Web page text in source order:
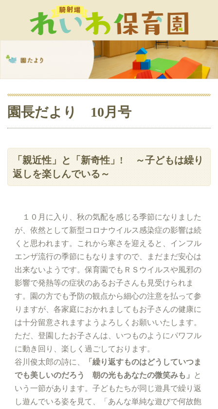
園長だより 10月号
「親近性」と「新奇性」! ～子どもは繰り
返しを楽しんでいる～
１０月に入り、秋の気配を感じる季節になりました
が、依然として新型コロナウイルス感染症の影響は続
くと思われます。これから寒さを迎えると、インフル
エンザ流行の季節にもなりますので、まだまだ安心は
出来ないようです。保育園でもＲＳウイルスや風邪の
影響で発熱等の症状のあるお子さんも見受けられま
す。園の方でも予防の観点から細心の注意を払って参
りますが、各家庭におかれましてもお子さんの健康に
は十分留意されますようよろしくお願いいたします。
ただ、登園したお子さんは、いつものようにパワフル
に動き回り、楽しく過ごしております。
谷川俊太郎の詩に、
「繰り返すものはどうしていつま
でも美しいのだろう 朝の光もあなたの微笑みも」 と
いう一節があります。子どもたちが同じ遊具で繰り返
し遊んでいる姿を見て、「あんな単純な遊びで何故飽